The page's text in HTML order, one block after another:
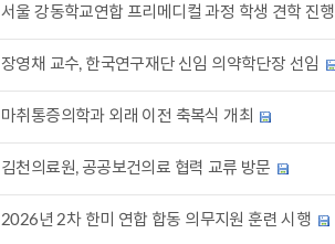
서울 강동학교연합 프리메디컬 과정 학생 견학 진행
장영채 교수, 한국연구재단 신임 의약학단장 선임
마취통증의학과 외래 이전 축복식 개최
김천의료원, 공공보건의료 협력 교류 방문
2026년 2차 한미 연합 합동 의무지원 훈련 시행